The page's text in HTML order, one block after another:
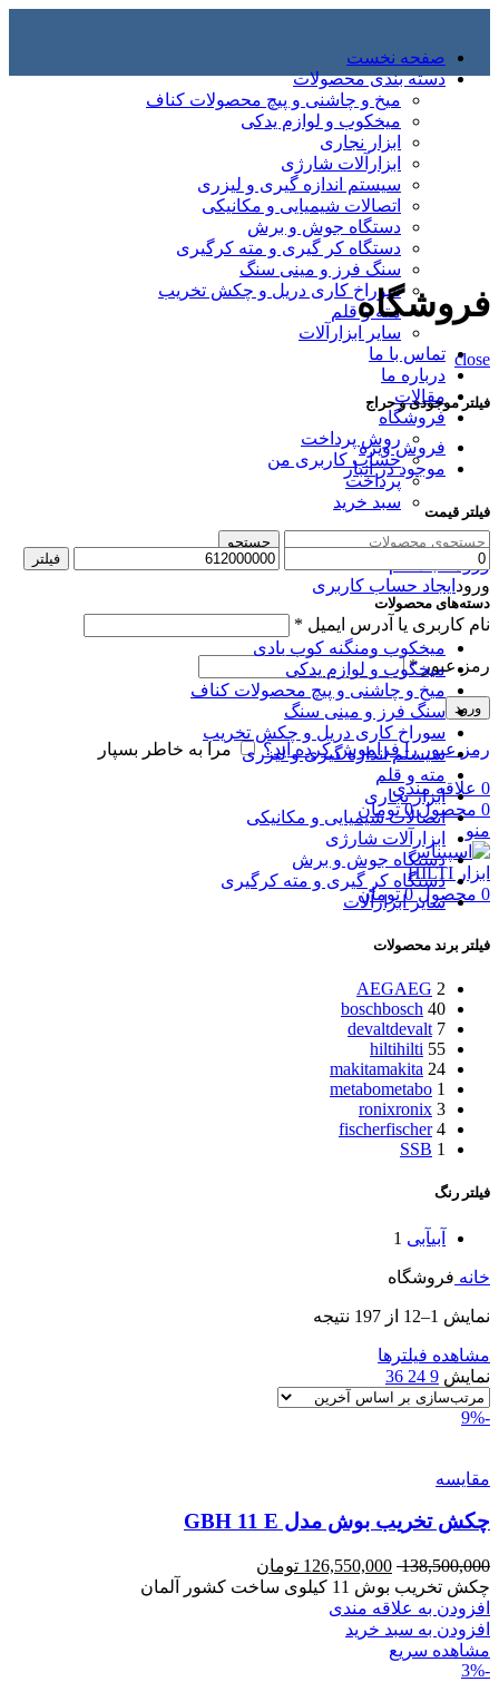
صفحه نخست
دسته بندی محصولات
میخ و چاشنی و پیچ محصولات کناف
میخکوب و لوازم یدکی
ابزار نجاری
ابزارآلات شارژی
سیستم اندازه گیری و لیزری
اتصالات شیمیایی و مکانیکی
دستگاه جوش و برش
دستگاه کر گیری و مته کرگیری
سنگ فرز و مینی سنگ
سوراخ کاری دریل و چکش تخریب
مته و قلم
سایر ابزارآلات
تماس با ما
درباره ما
مقالات
فروشگاه
روش پرداخت
حساب کاربری من
پرداخت
سبد خرید
جستجو
ورود / ثبت نام
ورود ایجاد حساب کاربری
نام کاربری یا آدرس ایمیل *
رمز عبور*
ورود
رمز عبور را فراموش کرده اید؟ مرا به خاطر بسپار
0 علاقه مندی
0 محصول 0 تومان
منو
0 محصول 0 تومان
فروشگاه
close
فیلتر موجودی و حراج
فروش ویژه
موجود در انبار
فیلتر قیمت
حداقل
قیمت
حداکثر
فیلتر
دسته‌های محصولات
میخکوب و‌منگنه کوب بادی
میخکوب و لوازم یدکی
میخ و چاشنی و پیچ محصولات کناف
سنگ فرز و مینی سنگ
سوراخ کاری دریل و چکش تخریب
سیستم اندازه گیری و لیزری
مته و قلم
ابزار نجاری
اتصالات شیمیایی و مکانیکی
ابزارآلات شارژی
دستگاه جوش و برش
دستگاه کر گیری و مته کرگیری
سایر ابزارآلات
فیلتر برند محصولات
AEGAEG 2
boschbosch 40
devaltdevalt 7
hiltihilti 55
makitamakita 24
metabometabo 1
ronixronix 3
fischerfischer 4
SSB 1
فیلتر رنگ
آبیآبی 1
خانه فروشگاه
نمایش 1–12 از 197 نتیجه
مشاهده فیلترها
نمایش 9
24
36
-9%
مقایسه
چکش تخریب بوش مدل GBH 11 E
138,500,000
126,550,000 تومان
چکش تخریب بوش 11 کیلوی ساخت کشور آلمان
افزودن به علاقه مندی
افزودن به سبد خرید
مشاهده سریع
-3%